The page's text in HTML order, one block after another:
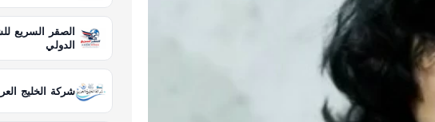
الصقر السريع
الدولي
شركة الخليج